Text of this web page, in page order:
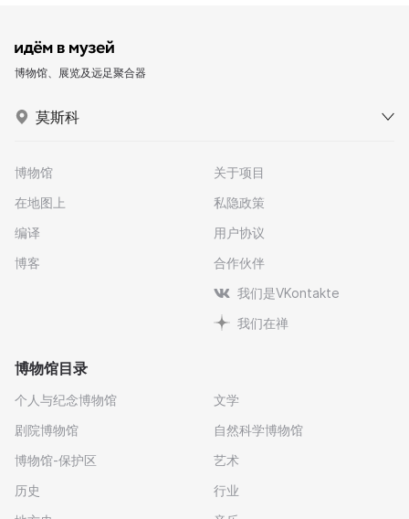
博物馆、展览及远足聚合器
莫斯科
博物馆
在地图上
编译
博客
关于项目
私隐政策
用户协议
合作伙伴
我们是VKontakte
我们在禅
博物馆目录
个人与纪念博物馆
剧院博物馆
博物馆-保护区
历史
文学
自然科学博物馆
艺术
行业